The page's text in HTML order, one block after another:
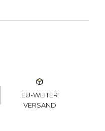
EU-WEITER
VERSAND